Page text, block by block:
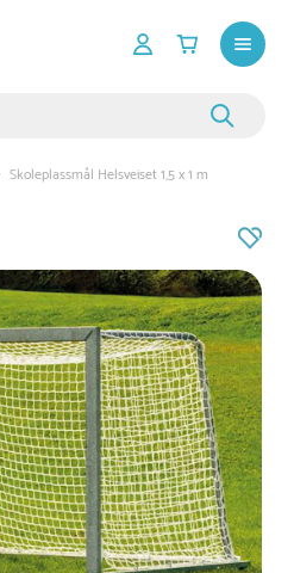
Skoleplassmål Helsveiset 1,5 x 1 m